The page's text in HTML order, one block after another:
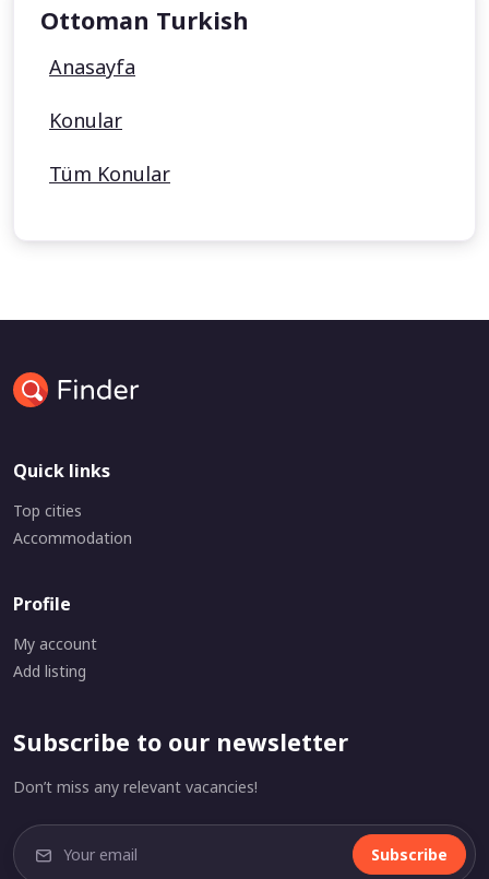
Ottoman Turkish
Anasayfa
Konular
Tüm Konular
Quick links
Top cities
Accommodation
Profile
My account
Add listing
Subscribe to our newsletter
Don’t miss any relevant vacancies!
Subscribe